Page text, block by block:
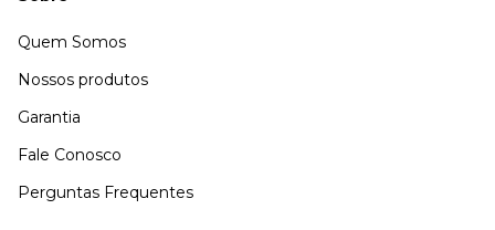
Quem Somos
Nossos produtos
Garantia
Fale Conosco
Perguntas Frequentes